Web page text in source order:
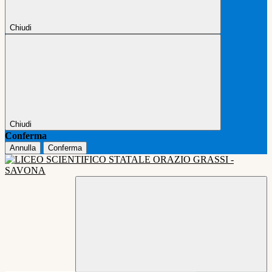
Chiudi
Chiudi
Conferma
Annulla Conferma